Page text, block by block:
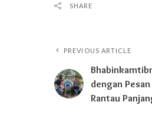
SHARE
PREVIOUS ARTICLE
dengan
Rantau